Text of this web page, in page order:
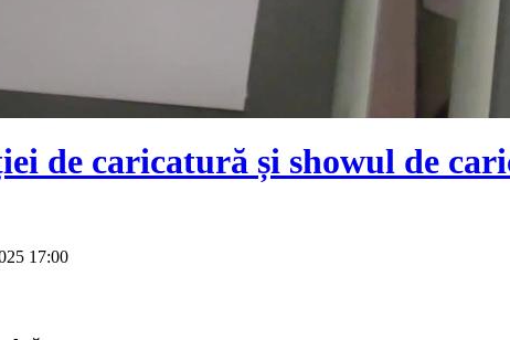
de caricatură și showul de
17:00